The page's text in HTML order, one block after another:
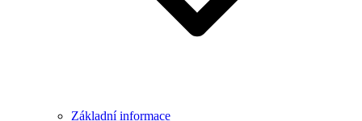
Základní informace